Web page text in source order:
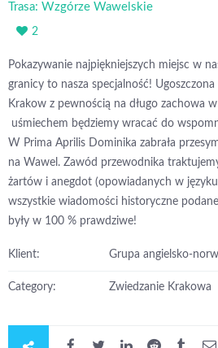
Trasa: Wzgórze Wawelskie
2
Pokazywanie najpiękniejszych miejsc w
granicy to nasza specjalność!
Krakow z pewnością na długo zachowa
uśmiechem będziemy wracać do
W Prima Aprilis Dominika zabrała
na Wawel. Zawód przewodnika
żartów i anegdot (opowiadanych w języku
wszystkie wiadomości historyczne
były w 100 % prawdziwe!
Klient: Grupa angielsko-
Category: Zwiedzanie Krakowa